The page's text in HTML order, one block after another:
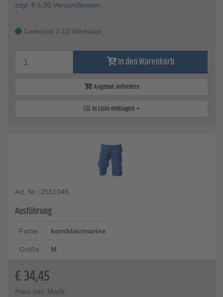
zzgl. € 5,90 Versandkosten
Lieferzeit 7-10 Werktage
In den Warenkorb
Angebot anfordern
In Liste eintragen
Art. Nr.: 2551048
Ausführung
Farbe kornblau/marine
Größe M
€34,45
Preis inkl. MwSt.